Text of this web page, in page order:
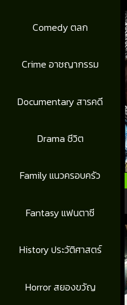
Comedy ตลก
Crime อาชญากรรม
Documentary สารคดี
Drama ชีวิต
Family แนวครอบครัว
Fantasy แฟนตาซี
History ประวัติศาสตร์
Horror สยองขวัญ